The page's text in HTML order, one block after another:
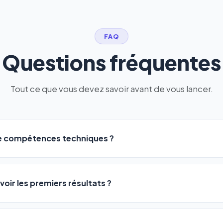
FAQ
Questions fréquentes
Tout ce que vous devez savoir avant de vous lancer.
compétences techniques ?
a été conçu pour être accessible àtous les profils:
ou agences. Pas de code, pas de configuration complexe —
votre activité, et le logiciel gère tout en automatique
les premiers résultats ?
observent une amélioration de leur positionnement en4